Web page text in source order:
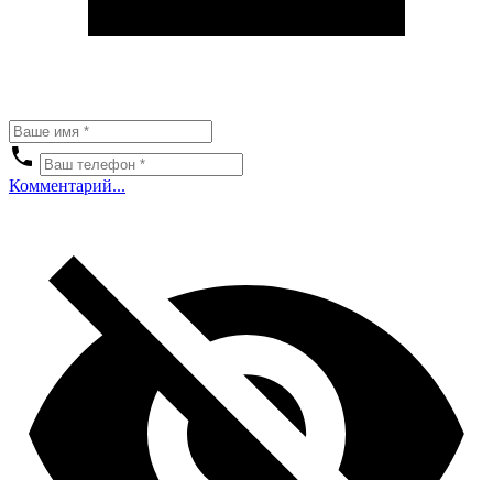
Комментарий...